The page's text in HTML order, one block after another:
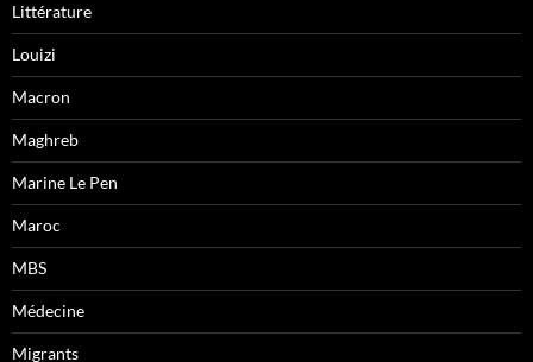
Littérature
Louizi
Macron
Maghreb
Marine Le Pen
Maroc
MBS
Médecine
Migrants